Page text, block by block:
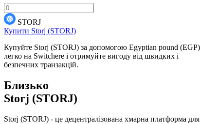
STORJ
Купити Storj (STORJ)
Купуйте Storj (STORJ) за допомогою Egyptian pound (EGP)
легко на Switchere і отримуйте вигоду від швидких і
безпечних транзакцій.
Близько
Storj (STORJ)
Storj (STORJ) - це децентралізована хмарна платформа для